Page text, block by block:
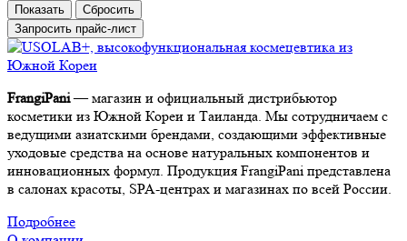
Сбросить
Запросить прайс-лист
FrangiPani— магазин и официальный дистрибьютор
косметики из Южной Кореи и Таиланда. Мы сотрудничаем с
ведущими азиатскими брендами, создающими эффективные
уходовые средства на основе натуральных компонентов и
инновационных формул. Продукция FrangiPani представлена
в салонах красоты, SPA-центрах и магазинах по всей России.
Подробнее